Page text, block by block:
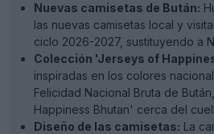
Nuevas camisetas de Bután:
las nuevas camisetas local y
ciclo 2026-2027, sustituyendo a
Colección 'Jerseys of
inspiradas en los colores
Felicidad Nacional Bruta de
Happiness Bhutan' cerca del
Diseño de las camisetas: La